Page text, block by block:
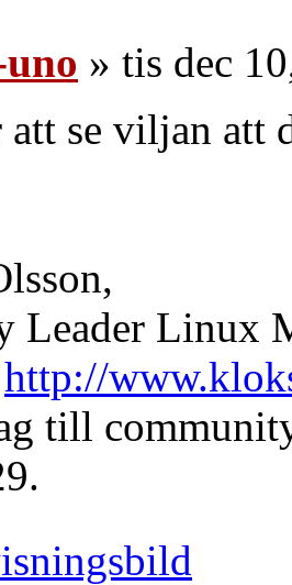
» tis dec
se viljan att
Leader Linux
http://
till